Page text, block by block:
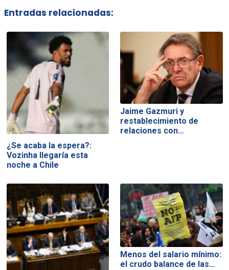
Entradas relacionadas:
¿Se acaba la espera?:
Vozinha llegaría esta
noche a Chile
Jaime Gazmuri y
restablecimiento de
relaciones con…
Menos del salario mínimo:
el crudo balance de las…